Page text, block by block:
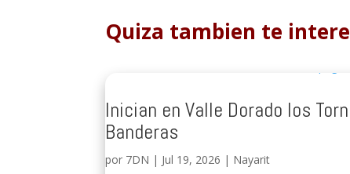
Quiza tambien te
Inician en Valle Dorado los
Banderas
por 7DN | Jul 19, 2026 | Nayarit